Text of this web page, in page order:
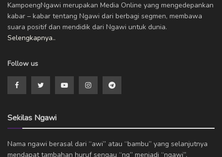
KampoengNgawi merupakan Media Online yang mengedepankan
kabar – kabar tentang Ngawi dari berbagi segmen, membawa
suara positif dan mendidik dari Ngawi untuk dunia.
Selengkapnya..
Follow us
Sekilas Ngawi
Nama ngawi berasal dari “awi” atau “bambu” yang selanjutnya
mendapat tambahan huruf sengau “ng” menjadi “ngawi”.